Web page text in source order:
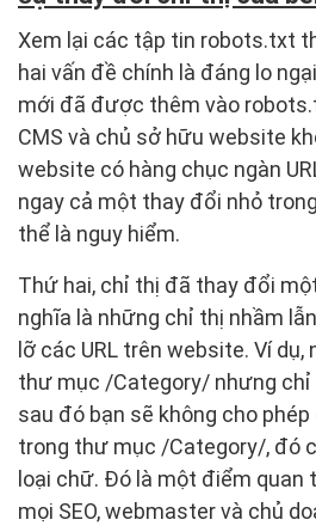
Xem lại các tập tin robots.txt
hai vấn đề chính là đáng lo
mới đã được thêm vào
CMS và chủ sở hữu website
website có hàng chục ngàn
ngay cả một thay đổi nhỏ
thể là nguy hiểm.
Thứ hai, chỉ thị đã thay đổi
nghĩa là những chỉ thị nhầm
lỡ các URL trên website. Ví dụ,
thư mục /Category/ nhưng chỉ
sau đó bạn sẽ không cho phép
trong thư mục /Category/, đó
loại chữ. Đó là một điểm quan
mọi SEO, webmaster và chủ